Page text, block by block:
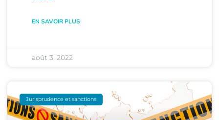
EN SAVOIR PLUS
août 3, 2022
Jurisprudence et sanctions